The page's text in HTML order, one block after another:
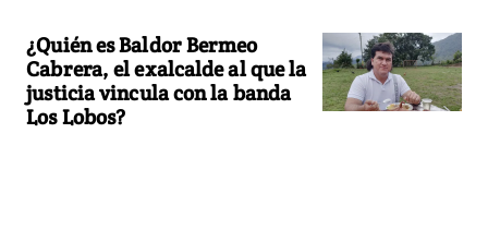
¿Quién es Baldor Bermeo
Cabrera, el exalcalde al que la
justicia vincula con la banda
Los Lobos?